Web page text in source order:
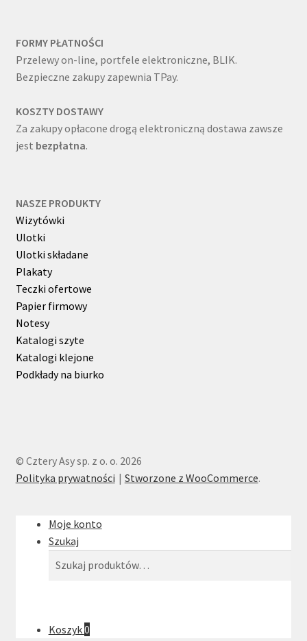
FORMY PŁATNOŚCI
Przelewy on-line, portfele elektroniczne, BLIK.
Bezpieczne zakupy zapewnia TPay.
KOSZTY DOSTAWY
Za zakupy opłacone drogą elektroniczną dostawa zawsze
jest bezpłatna.
NASZE PRODUKTY
Wizytówki
Ulotki
Ulotki składane
Plakaty
Teczki ofertowe
Papier firmowy
Notesy
Katalogi szyte
Katalogi klejone
Podkłady na biurko
© Cztery Asy sp. z o. o. 2026
Polityka prywatności
Stworzone z WooCommerce.
Moje konto
Szukaj
Koszyk0